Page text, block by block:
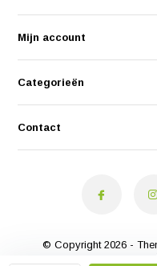
Mijn account
Categorieën
Contact
© Copyright 2026 -